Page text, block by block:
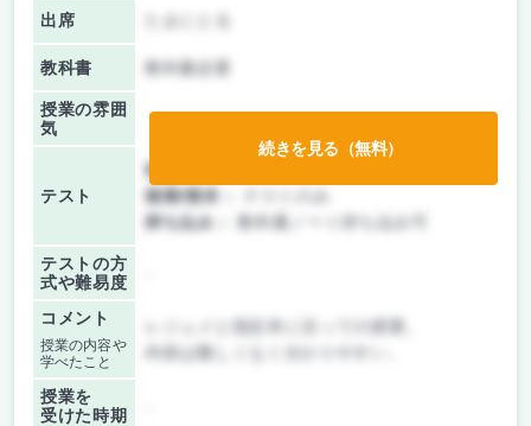
出席
教科書 教科書必要
授業の雰囲
気
テスト
前期/中間：
後期/期末：
持ち込み：
教科書ノート持ち込み可
テストの方
式や難易度
コメント
授業の内容や
学べたこと
授業を
受けた時期
続きを見る（無料）